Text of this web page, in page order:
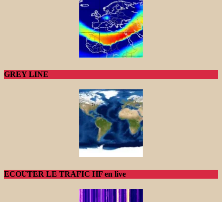
GREY LINE
ECOUTER LE TRAFIC HF en live